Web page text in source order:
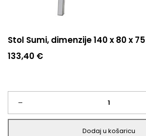
Stol Sumi, dimenzije 140 x 80 x
133,40 €
–
Stol
Sumi,
Dodaj u košaricu